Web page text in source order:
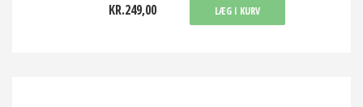
KR.249,00 LÆG I KURV